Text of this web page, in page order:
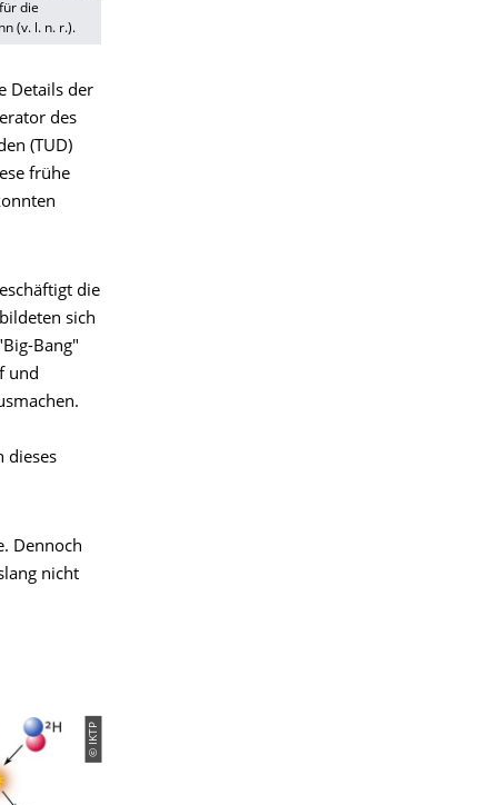
die
(v. l. n. r.).
Details der
des
(TUD)
frühe
die
sich
Bang"
und
dieses
Dennoch
nicht
© IKTP